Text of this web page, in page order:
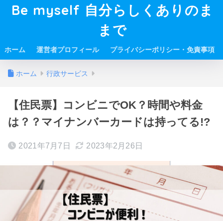
Be myself 自分らしくありのま
まで
ホーム 運営者プロフィール プライバシーポリシー・免責事項
ホーム 行政サービス
【住民票】コンビニでOK？時間や料金
は？？マイナンバーカードは持ってる!?
2021年7月7日 2023年2月26日